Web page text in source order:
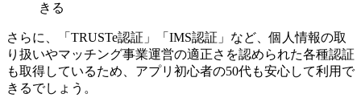
きる
さらに、「TRUSTe認証」「IMS認証」など、個人情報の取
り扱いやマッチング事業運営の適正さを認められた各種認証
も取得しているため、アプリ初心者の50代も安心して利用で
きるでしょう。